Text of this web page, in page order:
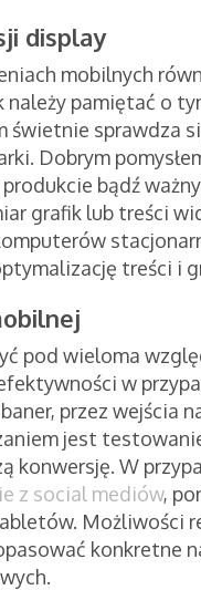
display
mobilnych
pamiętać o
świetnie sprawdza
Dobrym
bądź
grafik lub treści
treści i
pod wieloma
w
przez wejścia
jest
konwersję. W
z social mediów,
Możliwości
konkretne